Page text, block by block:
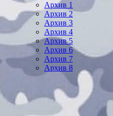
Архив 1
Архив 2
Архив 3
Архив 4
Архив 5
Архив 6
Архив 7
Архив 8